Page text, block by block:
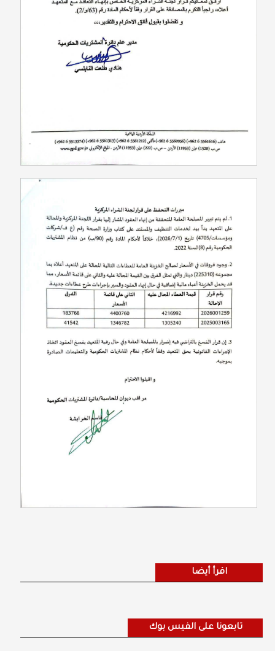
اقرأ أيضا
تابعونا على الفيس بوك